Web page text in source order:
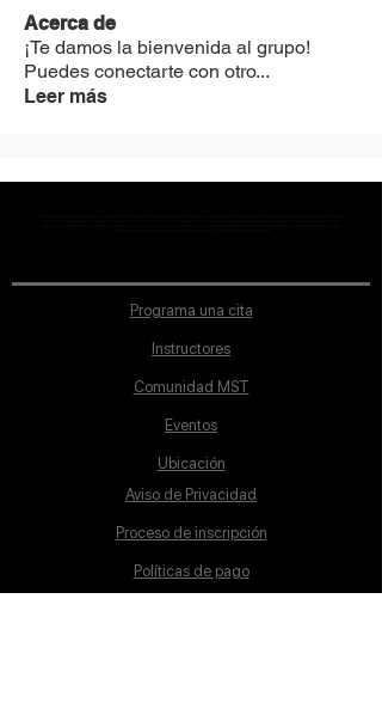
Acerca de
¡Te damos la bienvenida al grupo!
Puedes conectarte con otro...
Leer más
Programa una cita
Instructores
Comunidad MST
Eventos
Ubicación
Aviso de Privacidad
Proceso de inscripción
Políticas de pago